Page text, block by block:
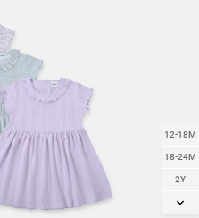
12-18M
18-24M
2Y
3Y